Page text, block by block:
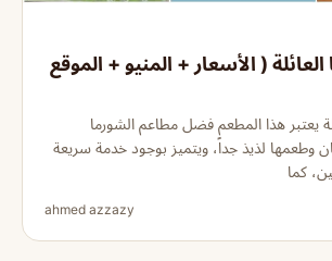
( الأسعار + المنيو + الموقع
يعتبر هذا المطعم فضل مطاعم الشورما
وطعمها لذيذ جداً، ويتميز بوجود خدمة سريعة
كما
ahmed azzazy